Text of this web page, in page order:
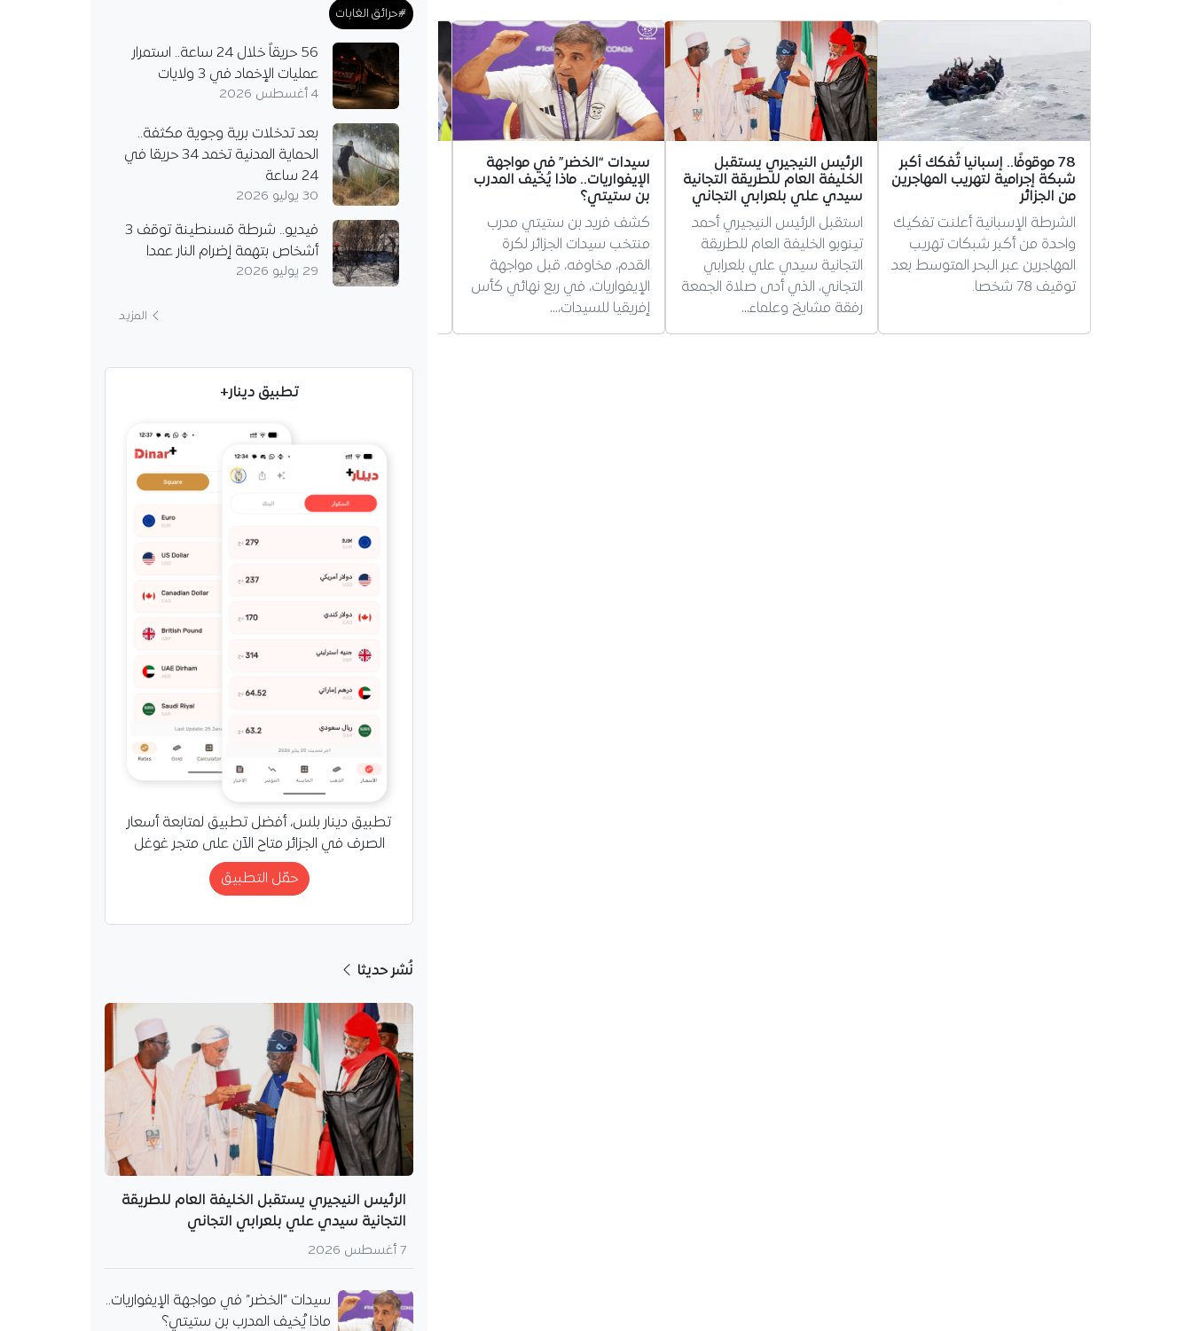
78 موقوفًا.. إسبانيا تُفكك أكبر
شبكة إجرامية لتهريب المهاجرين
من الجزائر
الشرطة الإسبانية أعلنت تفكيك
واحدة من أكبر شبكات تهريب
المهاجرين عبر البحر المتوسط بعد
توقيف 78 شخصا.
الرئيس النيجيري يستقبل
الخليفة العام للطريقة التجانية
سيدي علي بلعرابي التجاني
استقبل الرئيس النيجيري أحمد
تينوبو الخليفة العام للطريقة
التجانية سيدي علي بلعرابي
التجاني، الذي أدى صلاة الجمعة
رفقة مشايخ وعلماء…
سيدات “الخضر” في مواجهة
الإيفواريات.. ماذا يُخيف المدرب
بن ستيتي؟
كشف فريد بن ستيتي مدرب
منتخب سيدات الجزائر لكرة
القدم، مخاوفه، قبل مواجهة
الإيفواريات، في ربع نهائي كأس
إفريقيا للسيدات،…
غويري يُثير الشكوك حول
مستقبله.. هل يُريد مغادرة
مرسيليا؟
أجاب الدولي الجزائري أمين
غويري، على أسئلة تتعلق
بمستقبله مع مرسيليا، لكن لم
يؤكد بقاءه مع الفريق، بل تحدث
#حرائق الغابات
56 حريقاً خلال 24 ساعة.. استمرار
عمليات الإخماد في 3 ولايات
4 أغسطس 2026
بعد تدخلات برية وجوية مكثفة..
الحماية المدنية تخمد 34 حريقا في
24 ساعة
30 يوليو 2026
فيديو.. شرطة قسنطينة توقف 3
أشخاص بتهمة إضرام النار عمدا
29 يوليو 2026
المزيد
تطبيق دينار+
تطبيق دينار بلس، أفضل تطبيق لمتابعة أسعار
الصرف في الجزائر متاح الآن على متجر غوغل
حمّل التطبيق
نُشر حديثا
الرئيس النيجيري يستقبل الخليفة العام للطريقة
التجانية سيدي علي بلعرابي التجاني
7 أغسطس 2026
سيدات “الخضر” في مواجهة الإيفواريات..
ماذا يُخيف المدرب بن ستيتي؟